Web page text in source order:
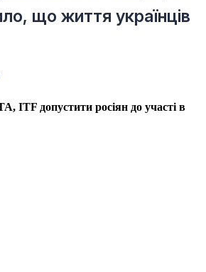
що життя українців
ITF допустити росіян до участі в